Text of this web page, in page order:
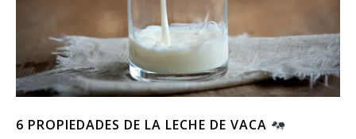
6 PROPIEDADES DE LA LECHE DE VACA